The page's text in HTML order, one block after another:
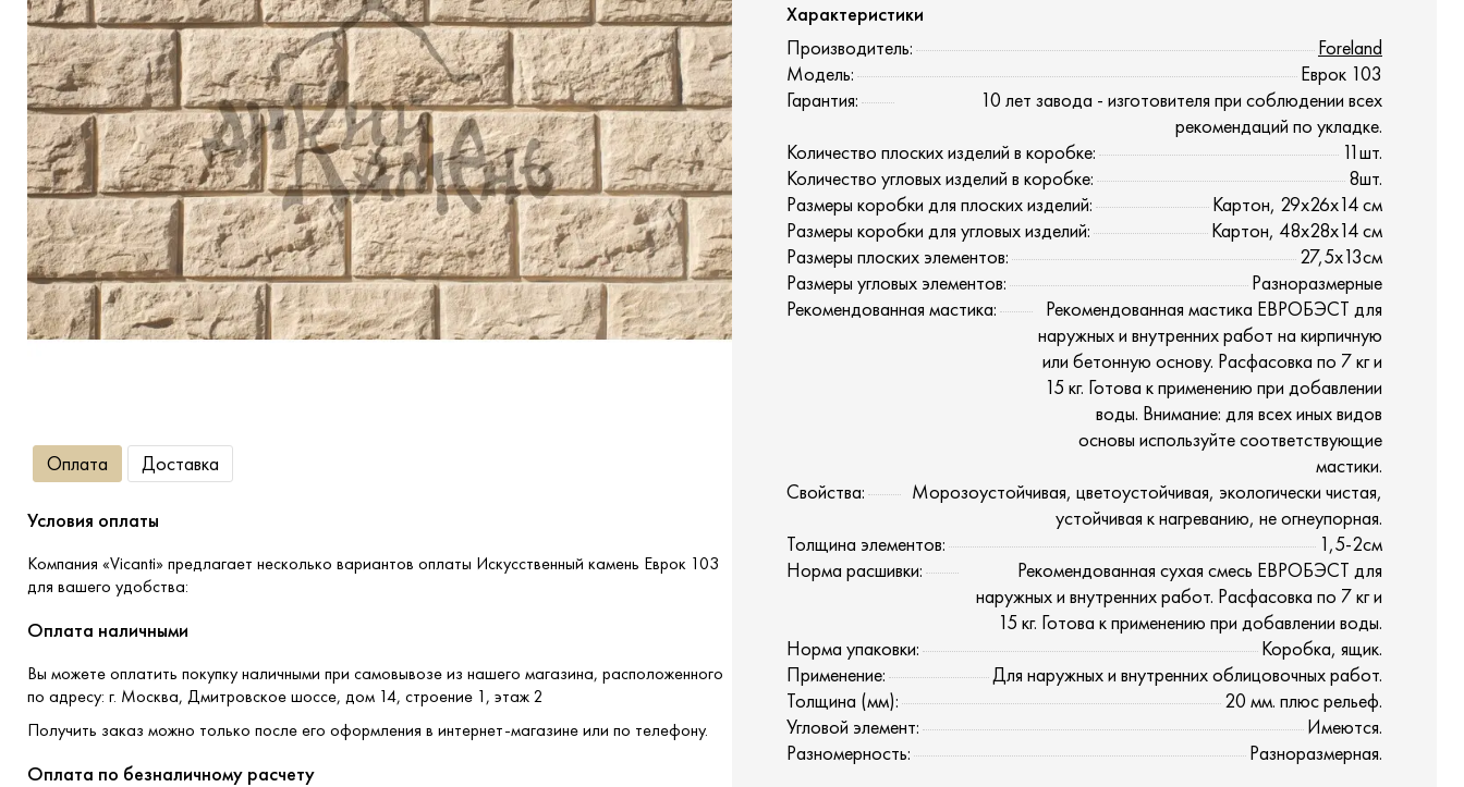
Сухие смеси
Сопутствующие товары
Оплата Доставка
Условия оплаты
Компания «Vicanti» предлагает несколько вариантов оплаты Искусственный камень Еврок 103
для вашего удобства:
Оплата наличными
Вы можете оплатить покупку наличными при самовывозе из нашего магазина, расположенного
по адресу: г. Москва, Дмитровское шоссе, дом 14, строение 1, этаж 2
Получить заказ можно только после его оформления в интернет-магазине или по телефону.
Оплата по безналичному расчету
Характеристики
Производитель:
Foreland
Модель:
Еврок 103
Гарантия:
10 лет завода - изготовителя при соблюдении всех
рекомендаций по укладке.
Количество плоских изделий в коробке:
11шт.
Количество угловых изделий в коробке:
8шт.
Размеры коробки для плоских изделий:
Картон, 29х26х14 см
Размеры коробки для угловых изделий:
Картон, 48х28х14 см
Размеры плоских элементов:
27,5х13см
Размеры угловых элементов:
Разноразмерные
Рекомендованная мастика:
Рекомендованная мастика ЕВРОБЭСТ для
наружных и внутренних работ на кирпичную
или бетонную основу. Расфасовка по 7 кг и
15 кг. Готова к применению при добавлении
воды. Внимание: для всех иных видов
основы используйте соответствующие
мастики.
Свойства:
Морозоустойчивая, цветоустойчивая, экологически чистая,
устойчивая к нагреванию, не огнеупорная.
Толщина элементов:
1,5-2см
Норма расшивки:
Рекомендованная сухая смесь ЕВРОБЭСТ для
наружных и внутренних работ. Расфасовка по 7 кг и
15 кг. Готова к применению при добавлении воды.
Норма упаковки:
Коробка, ящик.
Применение:
Для наружных и внутренних облицовочных работ.
Толщина (мм):
20 мм. плюс рельеф.
Угловой элемент:
Имеются.
Разномерность:
Разноразмерная.